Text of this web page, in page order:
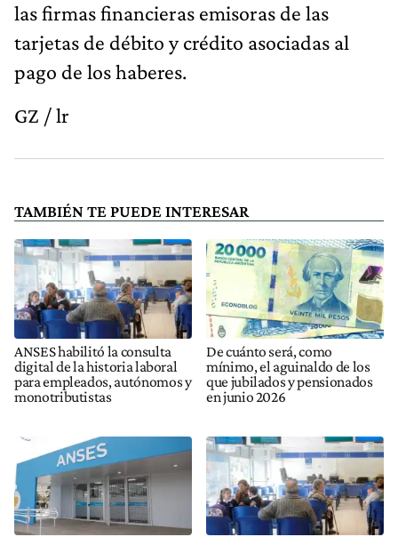
las firmas financieras emisoras de las
tarjetas de débito y crédito asociadas al
pago de los haberes.
GZ / lr
TAMBIÉN TE PUEDE INTERESAR
ANSES habilitó la consulta
digital de la historia laboral
para empleados, autónomos y
monotributistas
De cuánto será, como
mínimo, el aguinaldo de los
que jubilados y pensionados
en junio 2026